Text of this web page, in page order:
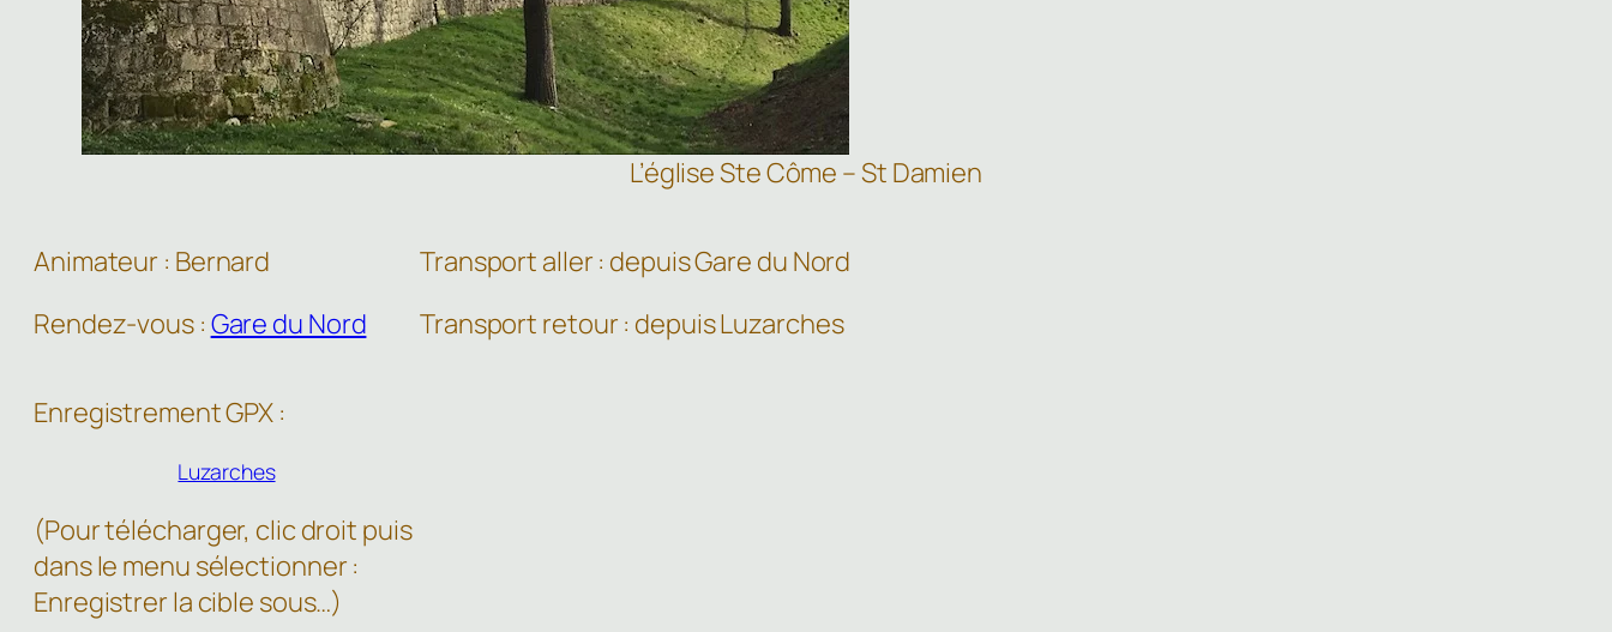
L’église Ste Côme – St Damien
Animateur : Bernard
Rendez-vous : Gare du Nord
Transport aller : depuis Gare du Nord
Transport retour : depuis Luzarches
Enregistrement GPX :
Luzarches
(Pour télécharger, clic droit puis
dans le menu sélectionner :
Enregistrer la cible sous…)